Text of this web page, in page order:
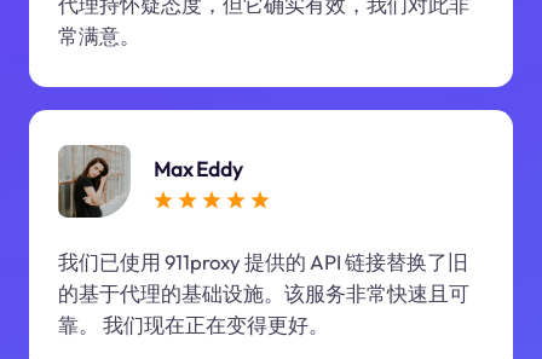
常满意。
Max Eddy
我们已使用 911proxy 提供的 API 链接替换了旧
的基于代理的基础设施。该服务非常快速且可
靠。 我们现在正在变得更好。